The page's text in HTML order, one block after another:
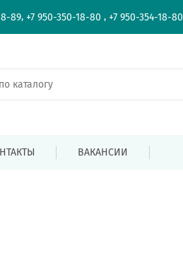
89,+7 950-350-18-80 ,+7 950-354-18-80
ВАКАНСИИ